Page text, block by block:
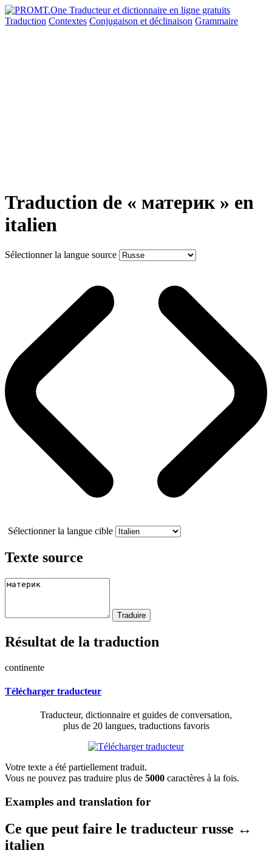
Traduction Contextes Conjugaison et déclinaison Grammaire
Traduction de « материк » en
italien
Sélectionner la langue source
Sélectionner la langue cible
Texte source
Résultat de la traduction
continente
Télécharger traducteur
Traducteur, dictionnaire et guides de conversation,
plus de 20 langues, traductions favoris
Votre texte a été partiellement traduit.
Vous ne pouvez pas traduire plus de 5000 caractères à la fois.
Examples and translation for
Ce que peut faire le traducteur russe ↔
italien